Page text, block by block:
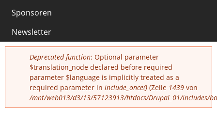
Sponsoren
Newsletter
Fehlermeldung
Deprecated function: Optional parameter
$translation_node declared before required
parameter $language is implicitly treated as a
required parameter in include_once() (Zeile 1439 von
/mnt/web013/d3/13/57123913/htdocs/Drupal_01/includes/